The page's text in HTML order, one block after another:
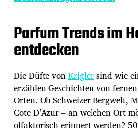
Parfum Trends im
entdecken
Die Düfte vonKriglersind wie
erzählen Geschichten von
Orten. Ob Schweizer Bergwelt,
Cote D’Azur – an welchen Ort
olfaktorisch erinnert werden?